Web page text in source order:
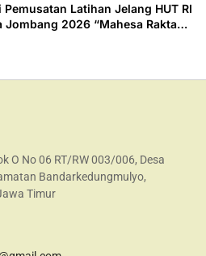
Pemusatan Latihan Jelang HUT RI
Jombang 2026 “Mahesa Rakta
O No 06 RT/RW 003/006, Desa
Bandarkedungmulyo,
Timur